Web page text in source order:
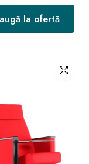
la ofertă